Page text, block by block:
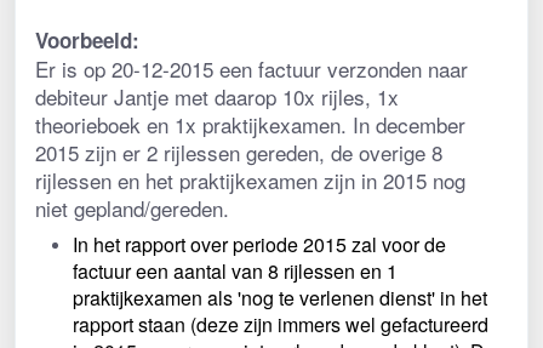
Voorbeeld:
Er is op 20-12-2015 een factuur verzonden naar
debiteur Jantje met daarop 10x rijles, 1x
theorieboek en 1x praktijkexamen. In december
2015 zijn er 2 rijlessen gereden, de overige 8
rijlessen en het praktijkexamen zijn in 2015 nog
niet gepland/gereden.
In het rapport over periode 2015 zal voor de
factuur een aantal van 8 rijlessen en 1
praktijkexamen als 'nog te verlenen dienst' in het
rapport staan (deze zijn immers wel gefactureerd